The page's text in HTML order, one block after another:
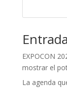
EXPOCON
mostrar el
La agenda